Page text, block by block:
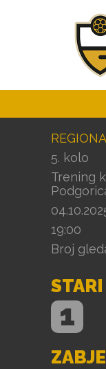
5. kolo
Trening
19:00
Broj
1